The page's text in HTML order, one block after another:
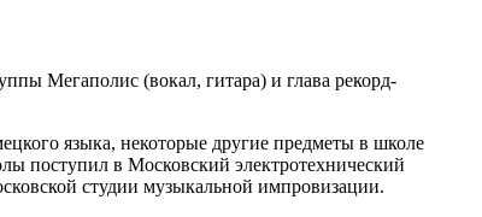
Мегаполис (вокал, гитара) и глава рекорд-
языка, некоторые другие предметы в школе
поступил в Московский электротехнический
студии музыкальной импровизации.